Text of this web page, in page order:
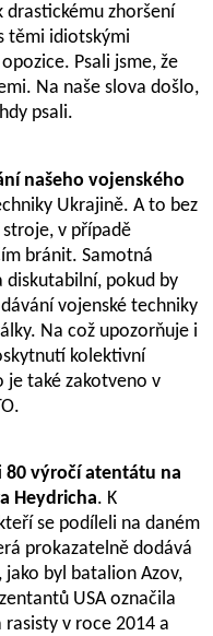
drastickému zhoršení
těmi idiotskými
Psali jsme, že
Na naše slova došlo,
psali.
našeho vojenského
Ukrajině. A to bez
stroje, v případě
bránit. Samotná
diskutabilní, pokud by
vojenské techniky
Na což upozorňuje i
kolektivní
je také zakotveno v
80 výročí atentátu na
Heydricha. K
se podíleli na daném
prokazatelně dodává
byl batalion Azov,
USA označila
v roce 2014 a